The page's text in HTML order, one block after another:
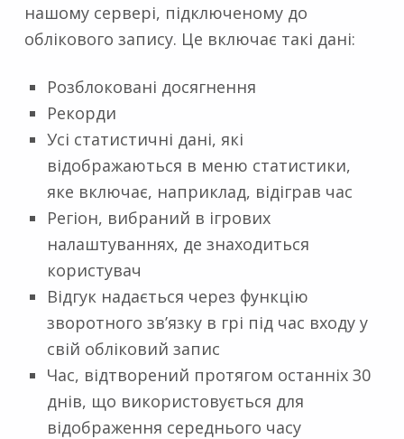
нашому сервері, підключеному до
облікового запису. Це включає такі дані:
Розблоковані досягнення
Рекорди
Усі статистичні дані, які
відображаються в меню статистики,
яке включає, наприклад, відіграв час
Регіон, вибраний в ігрових
налаштуваннях, де знаходиться
користувач
Відгук надається через функцію
зворотного зв’язку в грі під час входу у
свій обліковий запис
Час, відтворений протягом останніх 30
днів, що використовується для
відображення середнього часу